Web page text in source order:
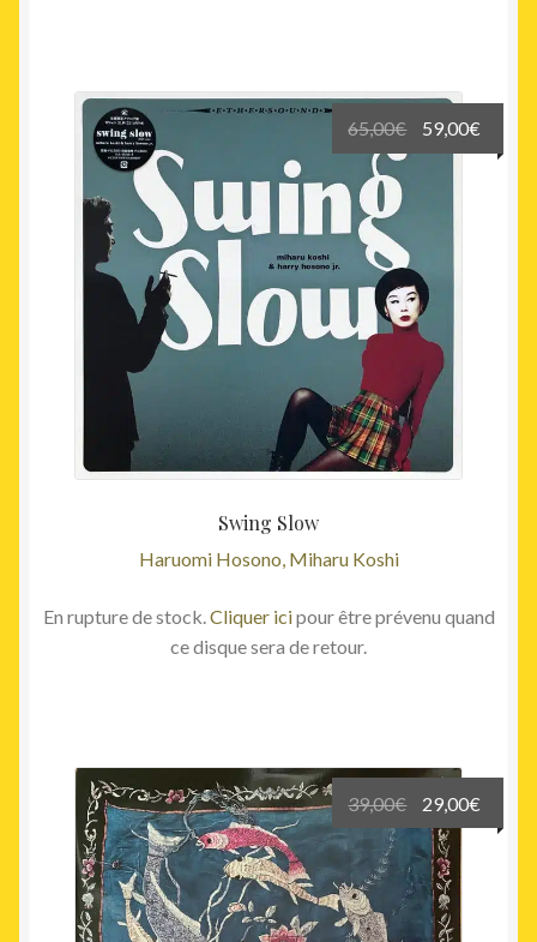
Swing Slow
Haruomi Hosono, Miharu Koshi
65,00€
Le
prix
59,00€
prix
En rupture de stock.Cliquer icipour être prévenu quand
ce disque sera de retour.
39,00€
Le
prix
initial
était :
39,00€.
29,00€
prix